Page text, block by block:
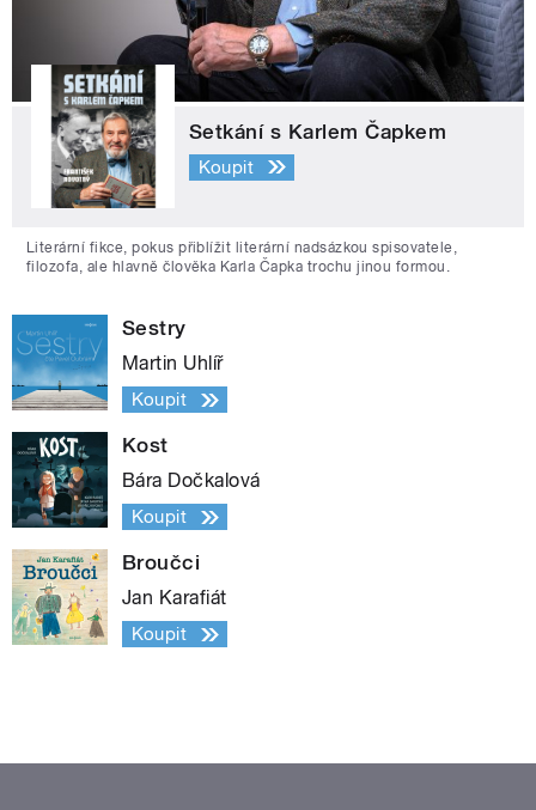
Setkání s Karlem Čapkem
Koupit
Literární fikce, pokus přiblížit literární nadsázkou spisovatele,
filozofa, ale hlavně člověka Karla Čapka trochu jinou formou.
Sestry
Martin Uhlíř
Koupit
Kost
Bára Dočkalová
Koupit
Broučci
Jan Karafiát
Koupit